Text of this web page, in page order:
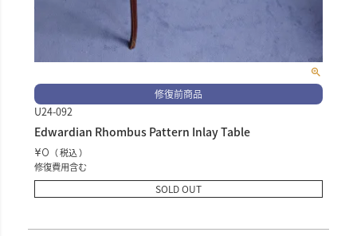
修復前商品
U24-092
Edwardian Rhombus Pattern Inlay Table
¥0
税込
修復費用含む
SOLD OUT